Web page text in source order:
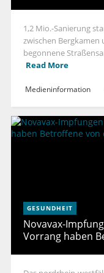
1,2 Mio.-Sanierung
zwischen Bergkamen
begonnene
Read More
Medieninformation
GESUNDHEIT
Novavax-
Vorrang haben